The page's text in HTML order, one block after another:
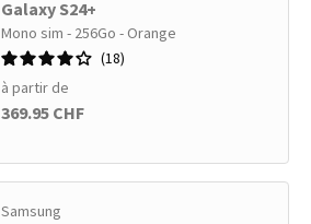
Galaxy S24+
Mono sim - 256Go - Orange
18
à partir de
369.95 CHF
Samsung